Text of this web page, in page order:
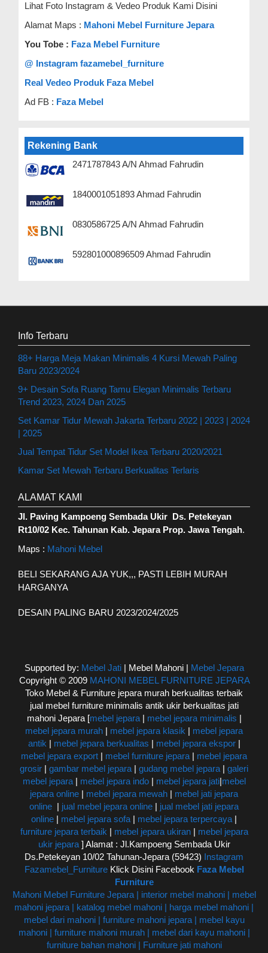
Lihat Foto Instagram & Vedeo Produk Kami Disini
Alamat Maps : Mahoni Mebel Furniture Jepara
You Tobe : Faza Mebel Furniture
@ Instagram fazamebel_furniture
Real Vedeo Produk Faza Mebel
Ad FB : Faza Mebel
Rekening Bank
2471787843 A/N Ahmad Fahrudin
1840001051893 Ahmad Fahrudin
0830586725 A/N Ahmad Fahrudin
592801000896509 Ahmad Fahrudin
Info Terbaru
88+ Harga Meja Makan Minimalis 4 Kursi Mewah Paling
Baru 2023/2024
9+ Desain Sofa Ruang Tamu Elegan Minimalis Terbaru
Trend 2023, 2024 Dan 2025
Set Kamar Tidur Mewah Jakarta Terbaru 2022 | 2023 | 2024
| 2025
Jual Tempat Tidur Set Model Ikea Terbaru 2020/2021
Kamar Set Mewah Terbaru Berkualitas Terlaris
ALAMAT KAMI
Jl. Paving Kampoeng Sembada Ukir Ds. Petekeyan
Rt10/02 Kec. Tahunan Kab. Jepara Prop. Jawa Tengah.
Maps : Mahoni Mebel
BELI SEKARANG AJA YUK,,, PASTI LEBIH MURAH
HARGANYA
DESAIN PALING BARU 2023/2024/2025
Supported by: Mebel Jati| Mebel Mahoni | Mebel Jepara
Copyright © 2009 MAHONI MEBEL FURNITURE JEPARA
Toko Mebel & Furniture jepara murah berkualitas terbaik
jual mebel furniture minimalis antik ukir berkualitas jati
mahoni Jepara [mebel jepara| mebel jepara minimalis |
mebel jepara murah | mebel jepara klasik | mebel jepara
antik | mebel jepara berkualitas | mebel jepara ekspor|
mebel jepara export | mebel furniture jepara | mebel jepara
grosir | gambar mebel jepara | gudang mebel jepara | galeri
mebel jepara| mebel jepara indo| mebel jepara jati|mebel
jepara online | mebel jepara mewah | mebel jati jepara
online | jual mebel jepara online | jual mebel jati jepara
online | mebel jepara sofa | mebel jepara terpercaya |
furniture jepara terbaik | mebel jepara ukiran| mebel jepara
ukir jepara ] Alamat : Jl.Kampoeng Sembada Ukir
Ds.Petekeyan 10/02 Tahunan-Jepara (59423) Instagram
Fazamebel_FurnitureKlick Disini Facebook Faza Mebel
Furniture
Mahoni Mebel Furniture Jepara | interior mebel mahoni | mebel
mahoni jepara | katalog mebel mahoni | harga mebel mahoni |
mebel dari mahoni | furniture mahoni jepara | mebel kayu
mahoni | furniture mahoni murah | mebel dari kayu mahoni |
furniture bahan mahoni | Furniture jati mahoni